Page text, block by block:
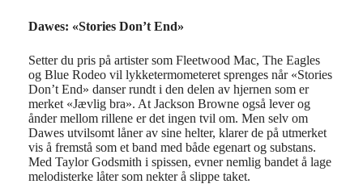
Dawes: «Stories Don’t End»
Setter du pris på artister som Fleetwood Mac, The Eagles
og Blue Rodeo vil lykketermometeret sprenges når «Stories
Don’t End» danser rundt i den delen av hjernen som er
merket «Jævlig bra». At Jackson Browne også lever og
ånder mellom rillene er det ingen tvil om. Men selv om
Dawes utvilsomt låner av sine helter, klarer de på utmerket
vis å fremstå som et band med både egenart og substans.
Med Taylor Godsmith i spissen, evner nemlig bandet å lage
melodisterke låter som nekter å slippe taket.